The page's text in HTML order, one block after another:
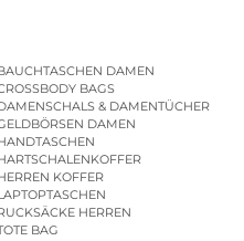
DAMEN
BAGS
& DAMENTÜCHER
DAMEN
KOFFER
HERREN
BAG